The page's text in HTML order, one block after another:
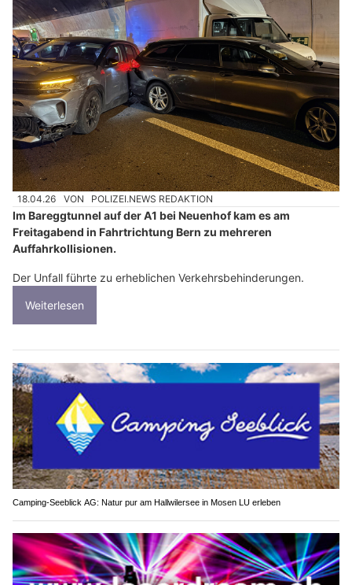
18.04.26 VON POLIZEI.NEWS REDAKTION
Im Bareggtunnel auf der A1 bei Neuenhof kam es am
Freitagabend in Fahrtrichtung Bern zu mehreren
Auffahrkollisionen.
Der Unfall führte zu erheblichen Verkehrsbehinderungen.
Weiterlesen
Camping-Seeblick AG: Natur pur am Hallwilersee in Mosen LU erleben